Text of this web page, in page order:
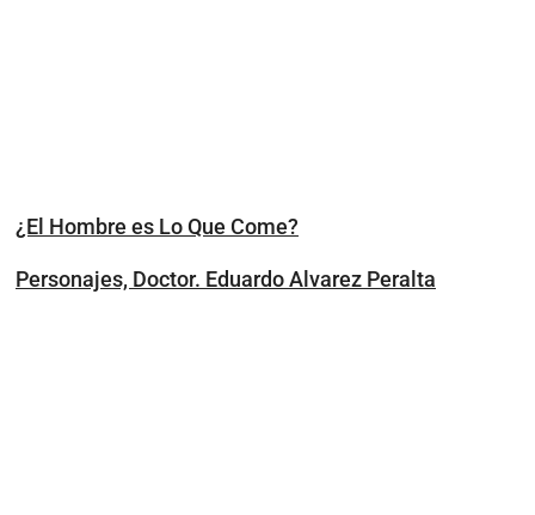
¿El Hombre es Lo Que Come?
Personajes, Doctor. Eduardo Alvarez Peralta